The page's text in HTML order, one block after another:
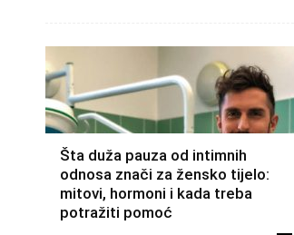
Šta duža pauza od intimnih
odnosa znači za žensko tijelo:
mitovi, hormoni i kada treba
potražiti pomoć